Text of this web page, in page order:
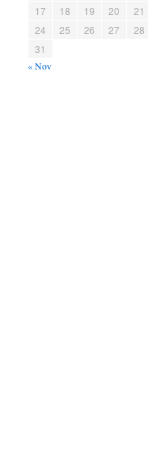
17
18 19 20 21
24
25 26 27 28
31
« Nov